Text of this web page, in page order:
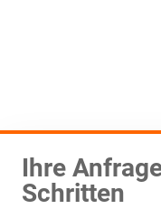
Ihre
Schritten